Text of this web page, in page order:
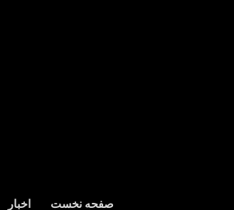
صفحه نخست اخبار